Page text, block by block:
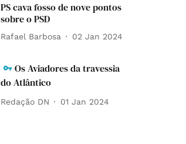
PS cava fosso de nove pontos
sobre o PSD
Rafael Barbosa 02 Jan 2024
Os Aviadores da travessia
do Atlântico
Redação DN 01 Jan 2024